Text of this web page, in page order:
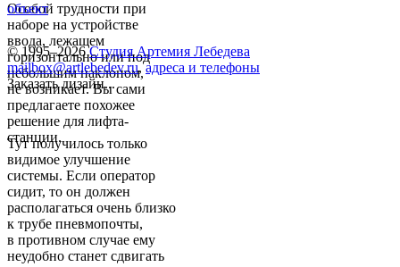
Особой трудности при
наборе на устройстве
ввода, лежащем
горизонтально или под
небольшим наклоном,
не возникает. Вы сами
предлагаете похожее
решение для лифта-
станции.
Тут получилось только
видимое улучшение
системы. Если оператор
сидит, то он должен
располагаться очень близко
к трубе пневмопочты,
в противном случае ему
неудобно станет сдвигать
объект
© 1995–2026 Студия Артемия Лебедева
mailbox@artlebedev.ru, адреса и телефоны
Заказать дизайн...